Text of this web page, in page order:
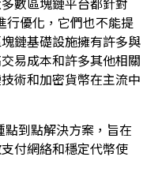
行優化，它們也不能提
鏈基礎設施擁有許多與
易成本和許多其他相關
術和加密貨幣在主流中
到點解決方案，旨在
付網絡和穩定代幣使